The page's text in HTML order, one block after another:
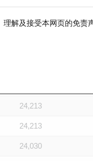
理解及接受本网页的免责
24,213
24,213
24,030